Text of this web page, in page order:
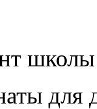
школы
для